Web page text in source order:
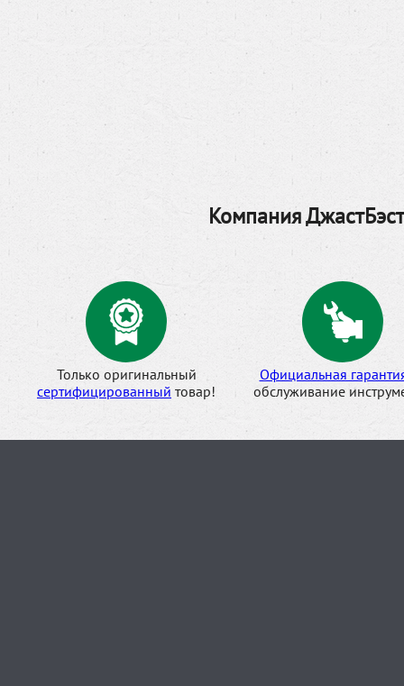
Компания
Только оригинальный
сертифицированный товар!
Официальная
обслуживание